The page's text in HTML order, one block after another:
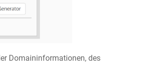
Domaininformationen, des